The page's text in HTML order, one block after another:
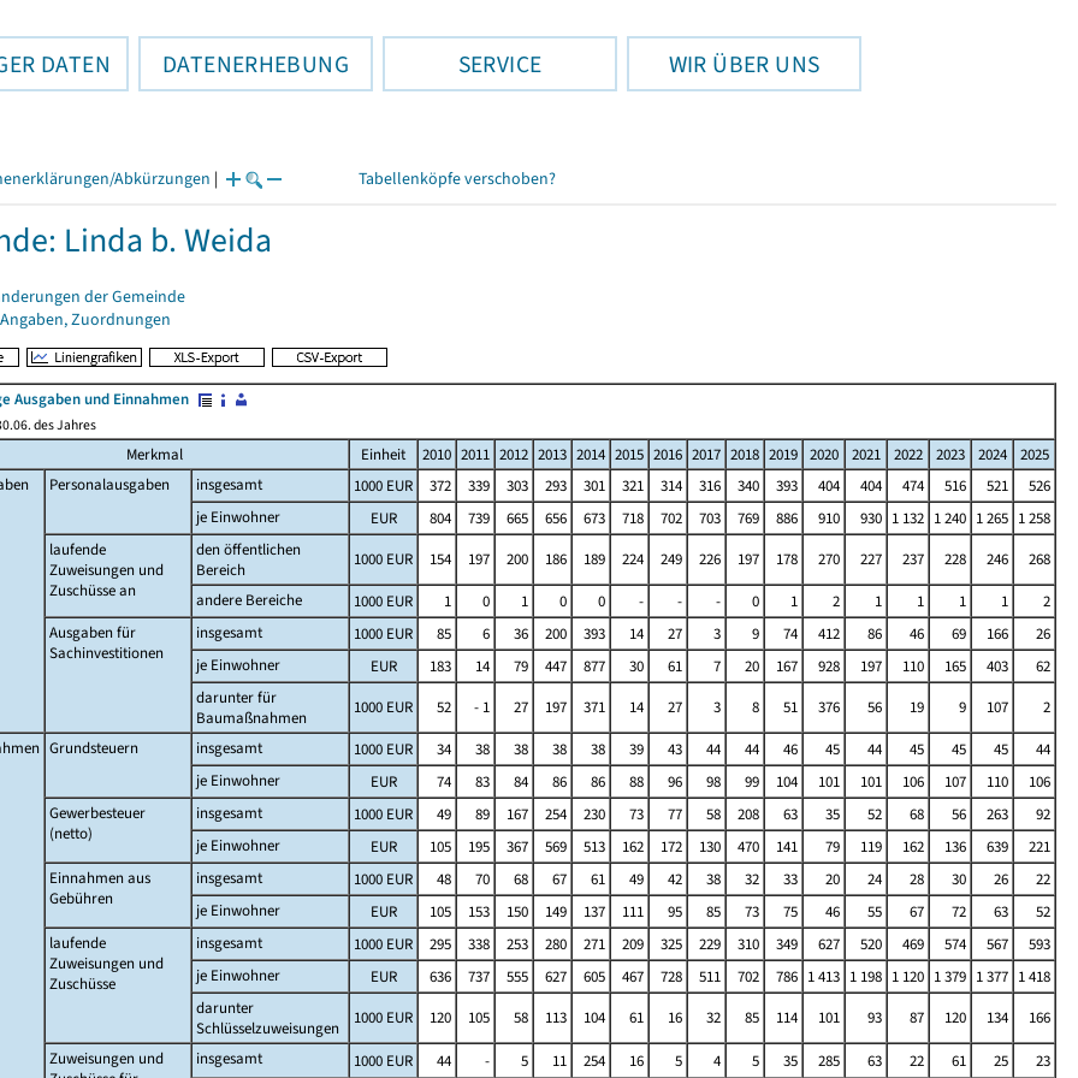
DATEN DATENERHEBUNG SERVICE WIR ÜBER UNS
Abkürzungen | Tabellenköpfe verschoben?
Linda b. Weida
der Gemeinde
Zuordnungen
Ausgaben und Einnahmen
des Jahres
Merkmal Einheit 2010 2011 2012 2013 2014 2015 2016 2017 2018 2019 2020 2021 2022 2023 2024
2025
Personalausgaben insgesamt 1000 EUR 372 339 303 293 301 321 314 316 340 393 404 404 474 516 521
526
je Einwohner
EUR 804 739 665 656 673 718 702 703 769 886 910 930 1 132 1 240 1 265 1 258
laufende
Zuweisungen und
Zuschüsse an
den öffentlichen
Bereich
1000 EUR 154 197 200 186 189 224 249 226 197 178 270 227 237 228 246
268
andere Bereiche
1000 EUR 1 0 1 0 0 - - - 0 1 2 1 1 1 1
2
Ausgaben für
Sachinvestitionen
insgesamt 1000 EUR 85 6 36 200 393 14 27 3 9 74 412 86 46 69 166
26
je Einwohner
EUR 183 14 79 447 877 30 61 7 20 167 928 197 110 165 403
62
darunter für
Baumaßnahmen
1000 EUR 52 - 1 27 197 371 14 27 3 8 51 376 56 19 9 107
2
Grundsteuern insgesamt 1000 EUR 34 38 38 38 38 39 43 44 44 46 45 44 45 45 45
44
je Einwohner
EUR 74 83 84 86 86 88 96 98 99 104 101 101 106 107 110
106
Gewerbesteuer
(netto)
insgesamt 1000 EUR 49 89 167 254 230 73 77 58 208 63 35 52 68 56 263
92
je Einwohner
EUR 105 195 367 569 513 162 172 130 470 141 79 119 162 136 639
221
Einnahmen aus
Gebühren
insgesamt 1000 EUR 48 70 68 67 61 49 42 38 32 33 20 24 28 30 26
22
je Einwohner
EUR 105 153 150 149 137 111 95 85 73 75 46 55 67 72 63
52
laufende
Zuweisungen und
Zuschüsse
insgesamt 1000 EUR 295 338 253 280 271 209 325 229 310 349 627 520 469 574 567
593
je Einwohner
EUR 636 737 555 627 605 467 728 511 702 786 1 413 1 198 1 120 1 379 1 377 1 418
darunter
Schlüsselzuweisungen
1000 EUR 120 105 58 113 104 61 16 32 85 114 101 93 87 120 134
166
Zuweisungen und
insgesamt 1000 EUR 44 - 5 11 254 16 5 4 5 35 285 63 22 61 25 23